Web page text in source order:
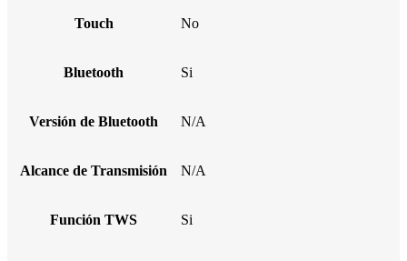
Touch No
Bluetooth Si
Versión de Bluetooth N/A
Alcance de Transmisión N/A
Función TWS Si